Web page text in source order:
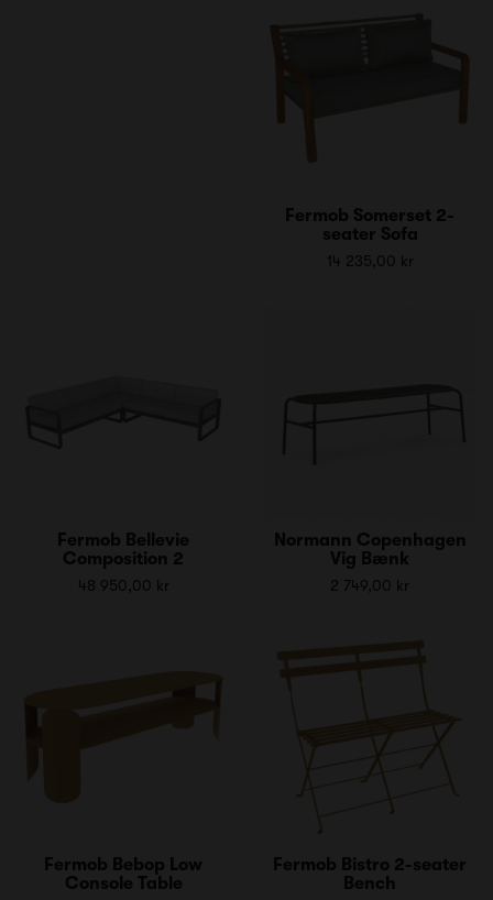
Fermob Somerset 2-
seater Sofa
14 235,00 kr
Fermob Bellevie
Composition 2
48 950,00 kr
Normann Copenhagen
Vig Bænk
2 749,00 kr
Fermob Bebop Low
Console Table
Fermob Bistro 2-seater
Bench